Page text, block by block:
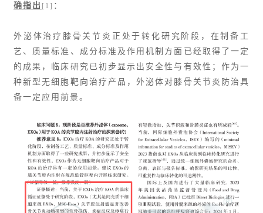
确指出 [1] ：
外泌体治疗膝骨关节炎正处于转化研究阶段，在制备工
艺、质量标准、成分标准及作用机制方面已经取得了一定
的成果，临床研究已初步显示出安全性与有效性；作为一
种新型无细胞靶向治疗产品，外泌体对膝骨关节炎防治具
备一定应用前景。